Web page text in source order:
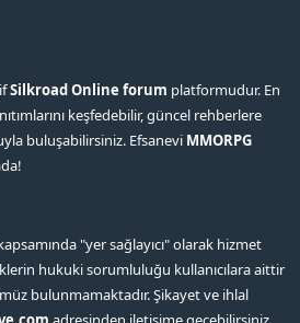
Silkroad Online forum platformudur. En
keşfedebilir, güncel rehberlere
buluşabilirsiniz. Efsanevi MMORPG
"yer sağlayıcı" olarak hizmet
hukuki sorumluluğu kullanıcılara aittir
bulunmamaktadır. Şikayet ve ihlal